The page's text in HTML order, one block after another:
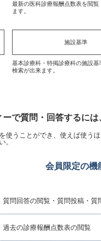
最新の医科診療報酬点数表を閲覧
ます。
施設基準
基本診療科・特掲診療科の施設基
検索が出来ます。
で質問・回答するには
使うことができ、使えば使う
。
会員限定の機
質問回答の閲覧・質問投稿・質
過去の診療報酬点数表の閲覧